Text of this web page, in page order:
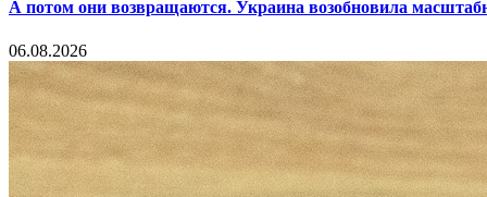
А потом они возвращаются. Украина возобновила
06.08.2026